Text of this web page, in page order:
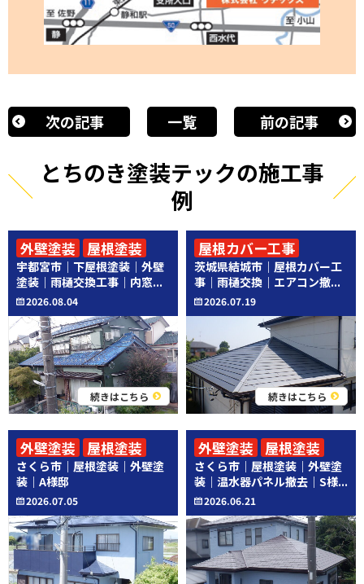
次の記事 一覧 前の記事
とちのき塗装テックの施工事
例
宇都宮市｜下屋根塗装｜外壁
塗装｜雨樋交換工事｜内窓...
2026.08.04
続きはこちら
外壁塗装
屋根塗装
その他工事
茨城県結城市｜屋根カバー工
事｜雨樋交換｜エアコン撤...
2026.07.19
続きはこちら
屋根カバー工事
その他工事
さくら市｜屋根塗装｜外壁塗
装｜A様邸
2026.07.05
外壁塗装 屋根塗装
さくら市｜屋根塗装｜外壁塗
装｜温水器パネル撤去｜S様...
2026.06.21
外壁塗装
屋根塗装
その他工事